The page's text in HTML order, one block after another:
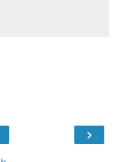
›